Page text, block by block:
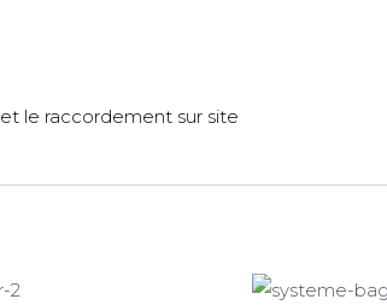
le raccordement sur site